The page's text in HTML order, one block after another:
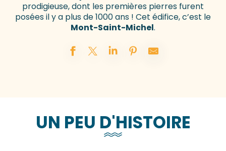
prodigieuse, dont les premières pierres furent
posées il y a plus de 1000 ans ! Cet édifice, c’est le
Mont-Saint-Michel.
UN PEU D'HISTOIRE